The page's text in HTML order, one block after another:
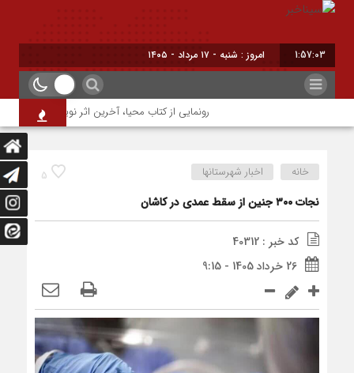
1:57:04 امروز : شنبه - ۱۷ مرداد - ۱۴۰۵
رونمایی از کتاب محیا، آخرین اثر نویسنده جوان
5 خانه اخبار شهرستانها
نجات ۳۰۰ جنین از سقط عمدی در کاشان
کد خبر : 40312
26 خرداد 1405 - 9:15